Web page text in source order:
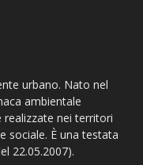
urbano. Nato nel
ambientale
realizzate nei territori
sociale. È una testata
22.05.2007).